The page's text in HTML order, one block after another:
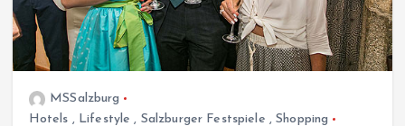
MSSalzburg
Hotels , Lifestyle , Salzburger Festspiele ,Shopping